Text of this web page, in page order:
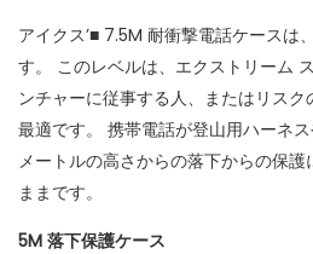
アイクス’■ 7.5M 耐衝撃電話ケースは
す。 このレベルは、エクストリーム
ンチャーに従事する人、またはリス
最適です。 携帯電話が登山用ハーネ
メートルの高さからの落下からの保
ままです。
5M 落下保護ケース